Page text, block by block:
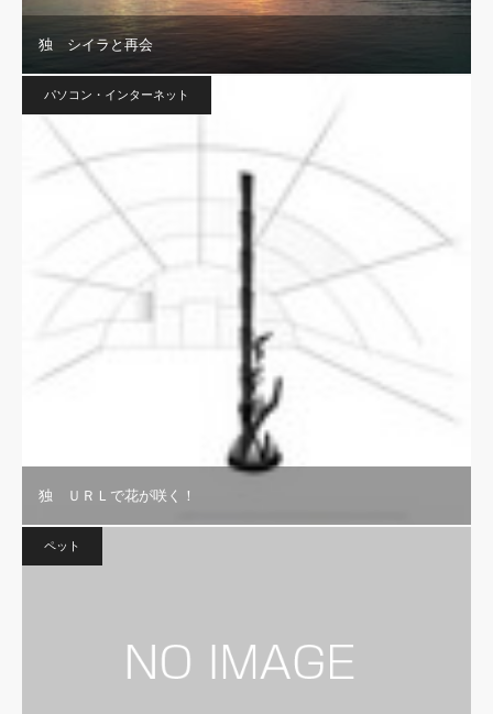
独 シイラと再会
パソコン・インターネット
独 ＵＲＬで花が咲く！
ペット